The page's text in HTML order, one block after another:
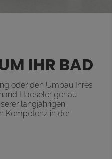
IHR BAD
oder den Umbau Ihres
Haeseler genau
langjährigen
Kompetenz in der